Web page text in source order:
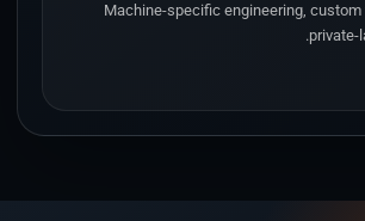
Machine-specific engineering,
private-